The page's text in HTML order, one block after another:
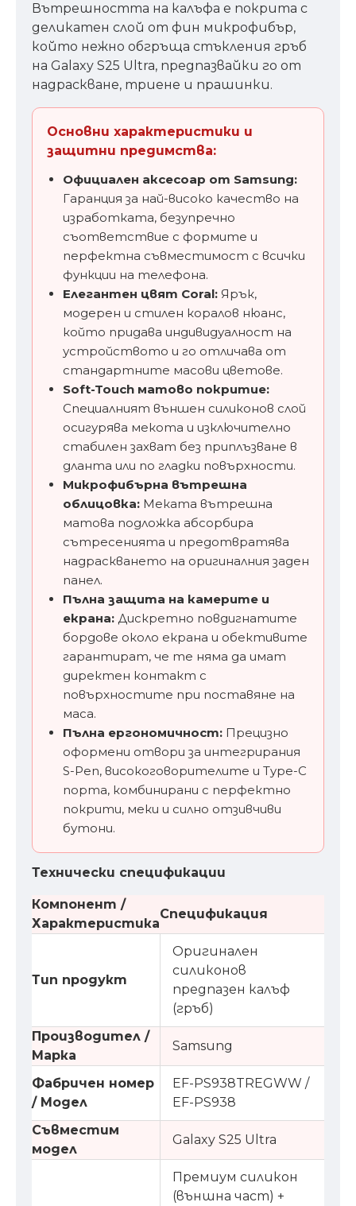
Вътрешността на калъфа е покрита с
деликатен слой от фин микрофибър,
който нежно обгръща стъкления гръб
на Galaxy S25 Ultra, предпазвайки го от
надраскване, триене и прашинки.
Основни характеристики и
защитни предимства:
Официален аксесоар от Samsung:
Гаранция за най-високо качество на
изработката, безупречно
съответствие с формите и
перфектна съвместимост с всички
функции на телефона.
Елегантен цвят Coral: Ярък,
модерен и стилен коралов нюанс,
който придава индивидуалност на
устройството и го отличава от
стандартните масови цветове.
Soft-Touch матово покритие:
Специалният външен силиконов слой
осигурява мекота и изключително
стабилен захват без приплъзване в
дланта или по гладки повърхности.
Микрофибърна вътрешна
облицовка: Меката вътрешна
матова подложка абсорбира
сътресенията и предотвратява
надраскването на оригиналния заден
панел.
Пълна защита на камерите и
екрана: Дискретно повдигнатите
бордове около екрана и обективите
гарантират, че те няма да имат
директен контакт с
повърхностите при поставяне на
маса.
Пълна ергономичност: Прецизно
оформени отвори за интегрирания
S-Pen, високоговорителите и Type-C
порта, комбинирани с перфектно
покрити, меки и силно отзивчиви
бутони.
Технически спецификации
Компонент /
Характеристика
Спецификация
Тип продукт
Оригинален
силиконов
предпазен калъф
(гръб)
Производител /
Марка
Samsung
Фабричен номер
/ Модел
EF-PS938TREGWW /
EF-PS938
Съвместим
модел
Galaxy S25 Ultra
Премиум силикон
(външна част) +